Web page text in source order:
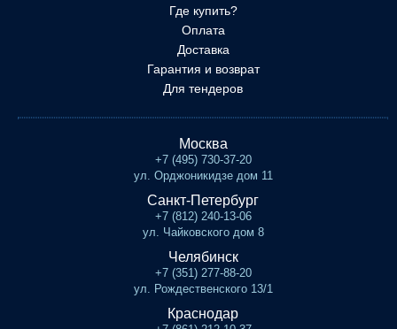
Где купить?
Оплата
Доставка
Гарантия и возврат
Для тендеров
Москва
+7 (495) 730-37-20
ул. Орджоникидзе дом 11
Санкт-Петербург
+7 (812) 240-13-06
ул. Чайковского дом 8
Челябинск
+7 (351) 277-88-20
ул. Рождественского 13/1
Краснодар